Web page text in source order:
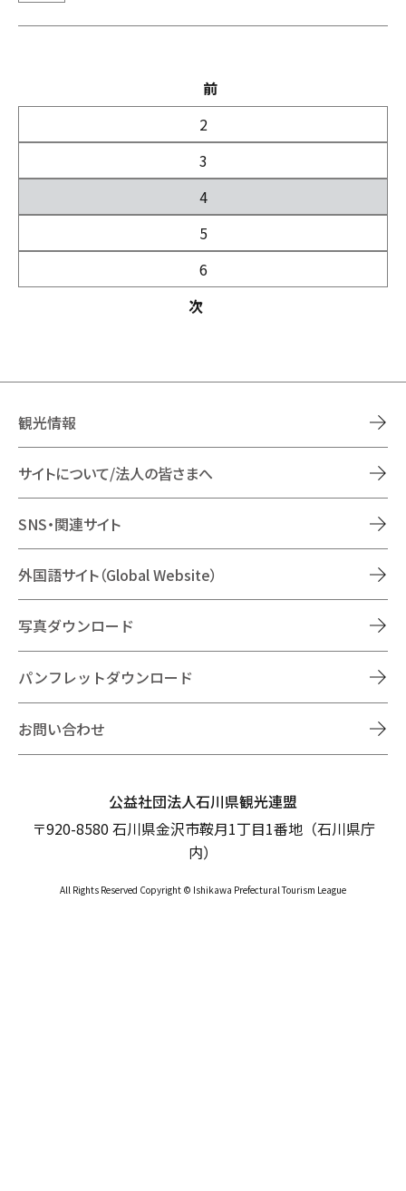
前
2
3
4
5
6
次
観光情報
サイトについて/法人の皆さまへ
SNS・関連サイト
外国語サイト（Global Website）
写真ダウンロード
パンフレットダウンロード
お問い合わせ
公益社団法人石川県観光連盟
〒920-8580 石川県金沢市鞍月1丁目1番地（石川県庁
内）
All Rights Reserved Copyright © Ishikawa Prefectural Tourism League